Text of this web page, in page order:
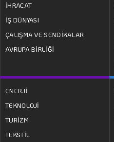
İHRACAT
İŞ DÜNYASI
ÇALIŞMA VE SENDİKALAR
AVRUPA BİRLİĞİ
ENERJİ
TEKNOLOJİ
TURİZM
TEKSTİL